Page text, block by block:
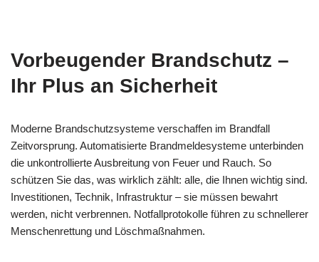
Vorbeugender Brandschutz –
Ihr Plus an Sicherheit
Moderne Brandschutzsysteme verschaffen im Brandfall
Zeitvorsprung. Automatisierte Brandmeldesysteme unterbinden
die unkontrollierte Ausbreitung von Feuer und Rauch. So
schützen Sie das, was wirklich zählt: alle, die Ihnen wichtig sind.
Investitionen, Technik, Infrastruktur – sie müssen bewahrt
werden, nicht verbrennen. Notfallprotokolle führen zu schnellerer
Menschenrettung und Löschmaßnahmen.